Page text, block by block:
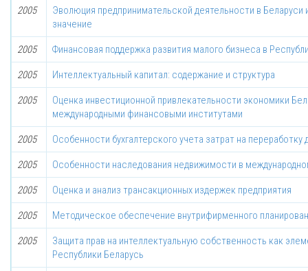
2005
Эволюция предпринимательской деятельности в
значение
2005 Финансовая поддержка развития малого бизнеса в
2005 Интеллектуальный капитал: содержание и структура
2005
Оценка инвестиционной привлекательности экономики
международными финансовыми институтами
2005 Особенности бухгалтерского учета затрат на
2005 Особенности наследования недвижимости в
2005 Оценка и анализ трансакционных издержек предприятия
2005 Методическое обеспечение внутрифирменного
2005
Защита прав на интеллектуальную собственность как
Республики Беларусь